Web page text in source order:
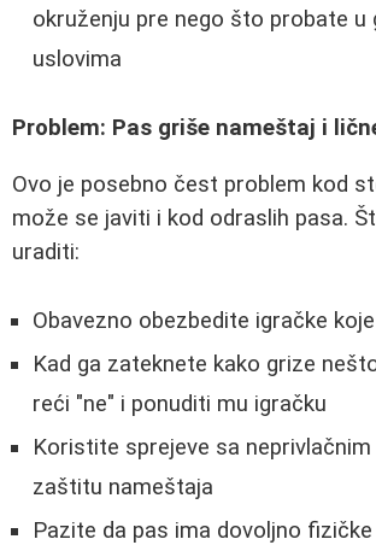
okruženju pre nego što probate u
uslovima
Problem: Pas griše nameštaj i
Ovo je posebno čest problem kod
može se javiti i kod odraslih pasa.
uraditi:
Obavezno obezbedite igračke
Kad ga zateknete kako grize
reći "ne" i ponuditi mu igračku
Koristite sprejeve sa
zaštitu nameštaja
Pazite da pas ima dovoljno